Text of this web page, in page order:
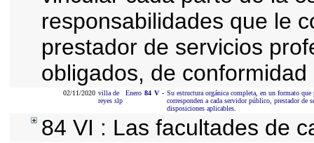
responsabilidades que le
prestador de servicios
obligados, de
02/11/2020 villa de
reyes slp
Enero 84 V - Su estructura orgánica completa, en un formato
corresponden a cada servidor público, prestador
disposiciones aplicables.
84 VI : Las facultades de